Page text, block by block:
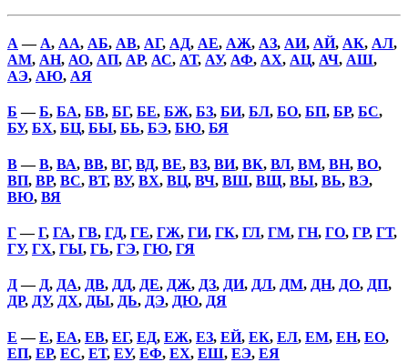
А — А, АА, АБ, АВ, АГ, АД, АЕ, АЖ, АЗ, АИ, АЙ, АК, АЛ,
АМ, АН, АО, АП, АР, АС, АТ, АУ, АФ, АХ, АЦ, АЧ, АШ,
АЭ, АЮ, АЯ
Б —Б, БА, БВ, БГ, БЕ, БЖ, БЗ, БИ, БЛ, БО, БП, БР, БС,
БУ, БХ, БЦ, БЫ, БЬ, БЭ, БЮ, БЯ
В—В, ВА, ВВ, ВГ, ВД, ВЕ, ВЗ, ВИ, ВК, ВЛ, ВМ, ВН, ВО,
ВП, ВР, ВС, ВТ, ВУ, ВХ, ВЦ, ВЧ, ВШ, ВЩ, ВЫ, ВЬ, ВЭ,
ВЮ, ВЯ
Г—Г, ГА, ГВ, ГД, ГЕ, ГЖ, ГИ, ГК, ГЛ, ГМ, ГН, ГО, ГР, ГТ,
ГУ, ГХ, ГЫ, ГЬ, ГЭ, ГЮ, ГЯ
Д— Д, ДА, ДВ, ДД, ДЕ, ДЖ, ДЗ, ДИ, ДЛ, ДМ, ДН, ДО, ДП,
ДР, ДУ, ДХ, ДЫ, ДЬ, ДЭ, ДЮ, ДЯ
Е —Е, ЕА, ЕВ, ЕГ, ЕД, ЕЖ, ЕЗ, ЕЙ, ЕК, ЕЛ, ЕМ, ЕН, ЕО,
ЕП, ЕР, ЕС, ЕТ, ЕУ, ЕФ, ЕХ, ЕШ, ЕЭ, ЕЯ